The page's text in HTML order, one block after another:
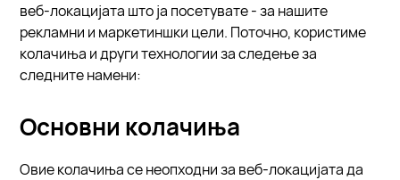
веб-локацијата што ја посетувате - за нашите
рекламни и маркетиншки цели. Поточно, користиме
колачиња и други технологии за следење за
следните намени:
Основни колачиња
Овие колачиња се неопходни за веб-локацијата да